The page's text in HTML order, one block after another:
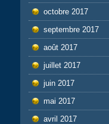
octobre 2017
septembre 2017
août 2017
juillet 2017
juin 2017
mai 2017
avril 2017